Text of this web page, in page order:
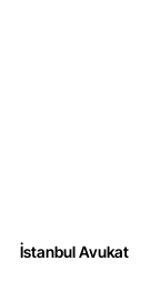
İstanbul Avukat